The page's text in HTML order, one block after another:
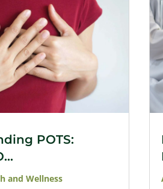
POTS:
and Wellness